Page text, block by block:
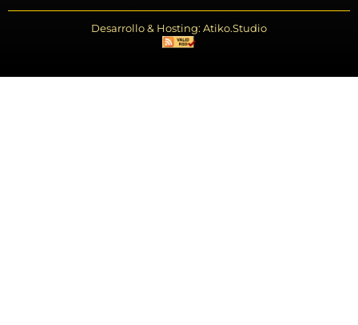
Desarrollo & Hosting: Atiko.Studio